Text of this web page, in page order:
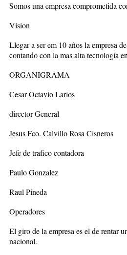
Somos una empresa comprometida
Vision
Llegar a ser em 10 años la empresa
contando con la mas alta tecnologia
ORGANIGRAMA
Cesar Octavio Larios
director General
Jesus Fco. Calvillo Rosa Cisneros
Jefe de trafico contadora
Paulo Gonzalez
Raul Pineda
Operadores
El giro de la empresa es el de rentar
nacional.